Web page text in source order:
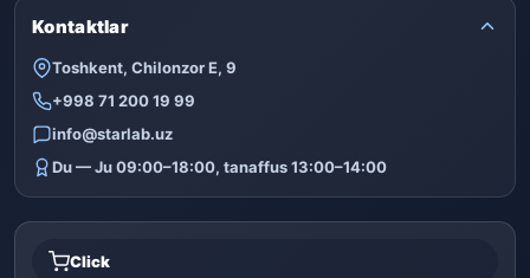
Kontaktlar
Toshkent, Chilonzor E, 9
+998 71 200 19 99
info@starlab.uz
Du — Ju 09:00–18:00, tanaffus 13:00–14:00
Click